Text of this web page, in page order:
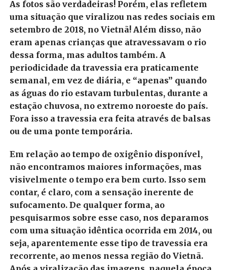
As fotos são verdadeiras! Porém, elas refletem
uma situação que viralizou nas redes sociais em
setembro de 2018, no Vietnã! Além disso, não
eram apenas crianças que atravessavam o rio
dessa forma, mas adultos também. A
periodicidade da travessia era praticamente
semanal, em vez de diária, e “apenas” quando
as águas do rio estavam turbulentas, durante a
estação chuvosa, no extremo noroeste do país.
Fora isso a travessia era feita através de balsas
ou de uma ponte temporária.
Em relação ao tempo de oxigênio disponível,
não encontramos maiores informações, mas
visivelmente o tempo era bem curto. Isso sem
contar, é claro, com a sensação inerente de
sufocamento. De qualquer forma, ao
pesquisarmos sobre esse caso, nos deparamos
com uma situação idêntica ocorrida em 2014, ou
seja, aparentemente esse tipo de travessia era
recorrente, ao menos nessa região do Vietnã.